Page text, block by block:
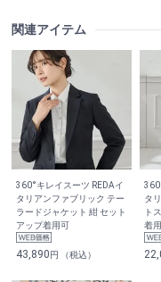
関連アイテム
360°キレイスーツ REDAイ
タリアンファブリック テー
ラードジャケット 紺 セット
アップ着用可
43,890円 （税込）
タ
ト
着